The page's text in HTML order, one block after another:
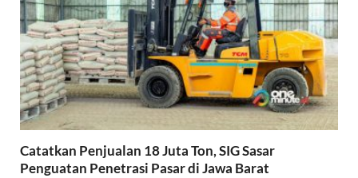
Catatkan Penjualan 18 Juta Ton, SIG Sasar
Penguatan Penetrasi Pasar di Jawa Barat